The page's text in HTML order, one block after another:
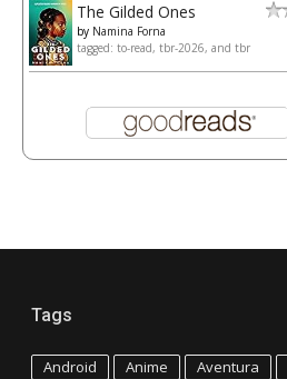
The Gilded Ones
by Namina Forna
tagged: to-read, tbr-2026, and tbr
Tags
Android Anime Aventura